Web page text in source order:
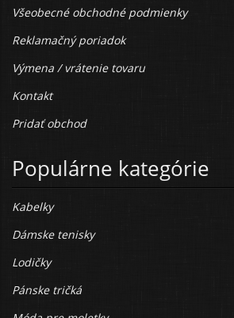
Všeobecné obchodné podmienky
Reklamačný poriadok
Výmena / vrátenie tovaru
Kontakt
Pridať obchod
Populárne kategórie
Kabelky
Dámske tenisky
Lodičky
Pánske tričká